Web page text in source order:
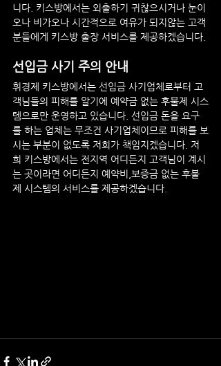
니다. 키스방에서는 외출하기 귀찮으시거나 눈이
오나 비가오나 시간적으로 여유가 되지않는 고객
분들에게 키스방 출장 서비스를 제공하겠습니다.
선입금 사기 주의 안내
휘경제 키스방에서는 선입금 사기업체로부터 고
객님들의 피해를 알기에 예약금 없는 후불제 시스
템으로만 운영하고 있습니다. 선입금 돈을 요구
를 하는 업체는 무조건 사기업체이므로 피해를 보
시는 부분이 없도록 저희가 책임지겠습니다. 저
희 키스방에서는 전지역 어디든지 고객님이 계시
는 곳이라면 어디든지 예약비,보증금 없는 후불
제 시스템의 서비스를 제공하겠습니다.